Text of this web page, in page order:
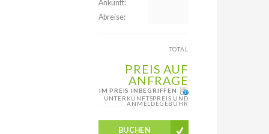
Ankunft:
Abreise:
TOTAL
PREIS AUF
ANFRAGE
IM PREIS INBEGRIFFEN
UNTERKUNFTSPREIS UND
ANMELDEGEBÜHR
BUCHEN